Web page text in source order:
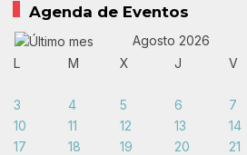
Agenda de Eventos
Agosto 2026
L
M X J V
3
4 5 6 7
10
11 12 13 14
17
18 19 20 21